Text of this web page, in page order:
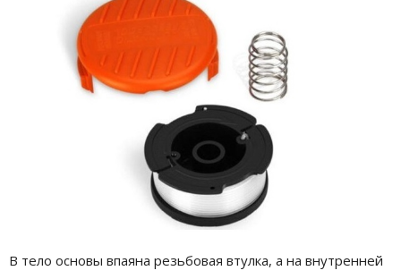
В тело основы впаяна резьбовая втулка, а на внутренней